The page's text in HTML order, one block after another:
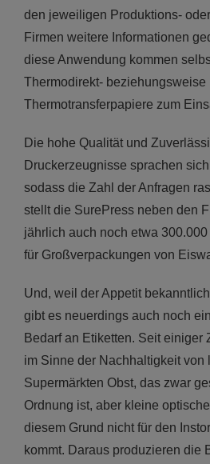
den jeweiligen Produktions-
Firmen weitere Informationen
diese Anwendung kommen
Thermodirekt- beziehungsweise
Thermotransferpapiere zum
Die hohe Qualität und
Druckerzeugnisse sprachen
sodass die Zahl der Anfragen
stellt die SurePress neben den
jährlich auch noch etwa
für Großverpackungen von
Und, weil der Appetit
gibt es neuerdings auch noch
Bedarf an Etiketten. Seit einiger
im Sinne der Nachhaltigkeit von
Supermärkten Obst, das zwar
Ordnung ist, aber kleine
diesem Grund nicht für den
kommt. Daraus produzieren die